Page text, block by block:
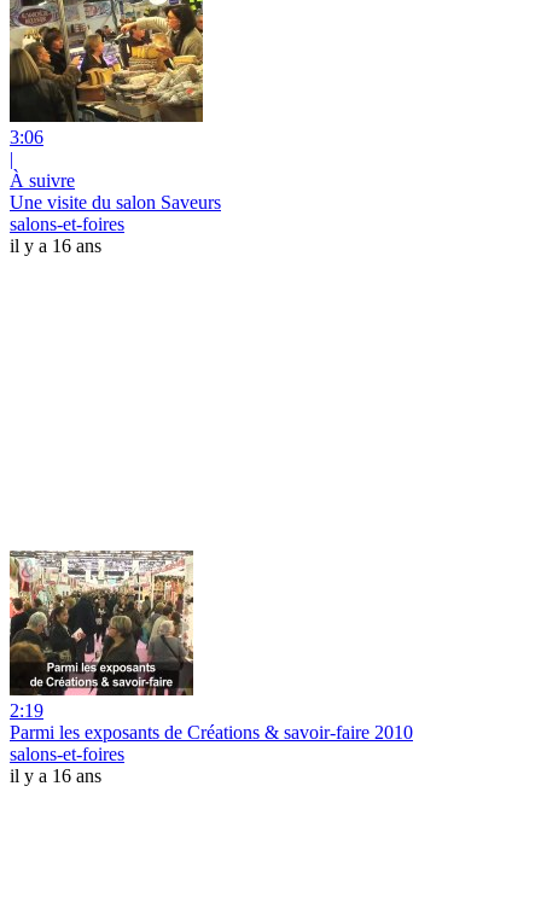
3:06
|
À suivre
Une visite du salon Saveurs
salons-et-foires
il y a 16 ans
2:19
Parmi les exposants de Créations & savoir-faire 2010
salons-et-foires
il y a 16 ans